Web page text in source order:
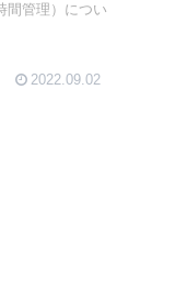
間管理）につい
2022.09.02